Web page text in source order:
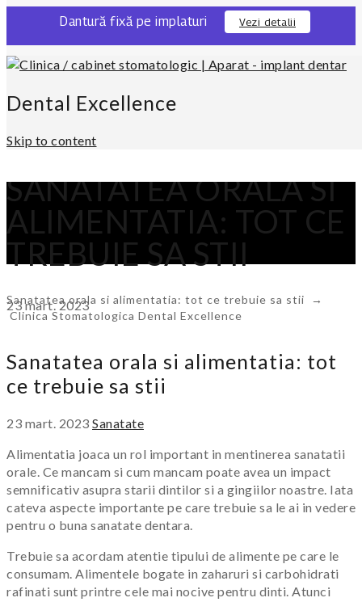
Dantură fixă pe implaturi Vezi detalii
0311 301 280 Locatie
Dental Excellence
Skip to content
SANATATEA ORALA SI
ALIMENTATIA: TOT CE
TREBUIE SA STII
Sanatatea orala si alimentatia: tot ce trebuie sa stii →
Clinica Stomatologica Dental Excellence
23mart.2023
Sanatatea orala si alimentatia: tot
ce trebuie sa stii
23 mart. 2023 Sanatate
Alimentatia joaca un rol important in mentinerea sanatatii
orale. Ce mancam si cum mancam poate avea un impact
semnificativ asupra starii dintilor si a gingiilor noastre. Iata
cateva aspecte importante pe care trebuie sa le ai in vedere
pentru o buna sanatate dentara.
Trebuie sa acordam atentie tipului de alimente pe care le
consumam. Alimentele bogate in zaharuri si carbohidrati
rafinati sunt printre cele mai nocive pentru dinti. Atunci